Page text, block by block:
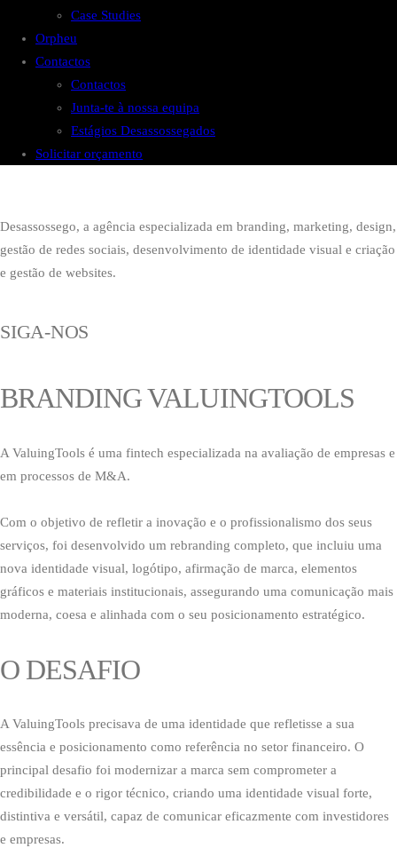
Case Studies
Orpheu
Contactos
Contactos
Junta-te à nossa equipa
Estágios Desassossegados
Solicitar orçamento
Desassossego, a agência especializada em branding, marketing, design,
gestão de redes sociais, desenvolvimento de identidade visual e criação
e gestão de websites.
SIGA-NOS
BRANDING VALUINGTOOLS
A ValuingTools é uma fintech especializada na avaliação de empresas e
em processos de M&A.
Com o objetivo de refletir a inovação e o profissionalismo dos seus
serviços, foi desenvolvido um rebranding completo, que incluiu uma
nova identidade visual, logótipo, afirmação de marca, elementos
gráficos e materiais institucionais, assegurando uma comunicação mais
moderna, coesa e alinhada com o seu posicionamento estratégico.
O DESAFIO
A ValuingTools precisava de uma identidade que refletisse a sua
essência e posicionamento como referência no setor financeiro. O
principal desafio foi modernizar a marca sem comprometer a
credibilidade e o rigor técnico, criando uma identidade visual forte,
distintiva e versátil, capaz de comunicar eficazmente com investidores
e empresas.